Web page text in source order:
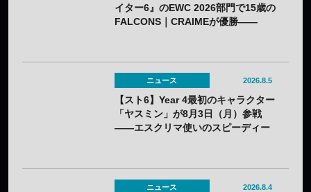
イター6』のEWC 2026部門で15歳の
FALCONS｜CRAIMEが優勝——
ニュース 2026.8.5
【スト6】Year 4最初のキャラクター
「ヤスミン」が8月3日（月）参戦
——エスクリマ使いのスピーディー
ニュース 2026.8.4